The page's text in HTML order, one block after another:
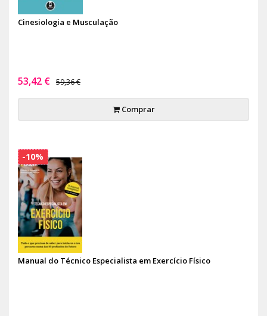
Cinesiologia e Musculação
53,42 € 59,36 €
Comprar
Manual do Técnico Especialista em Exercício Físico
-10%